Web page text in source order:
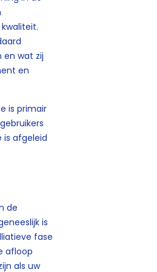
en wat zij
en
is primair
is afgeleid
de
is
fase
afloop
als uw